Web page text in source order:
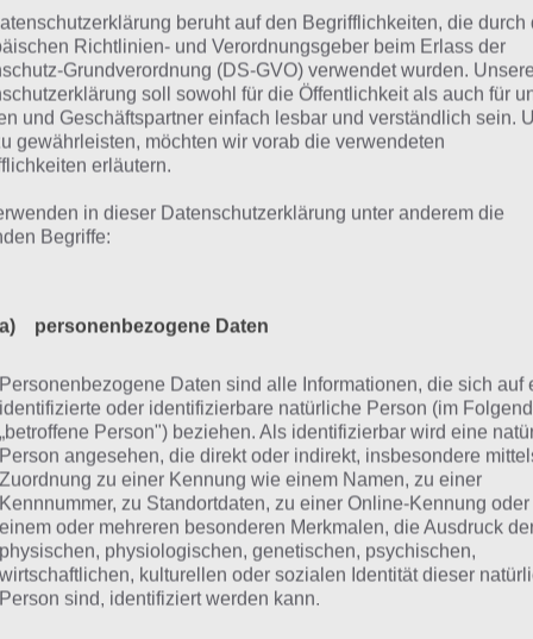
Screenshot findet ihr eine Möglichkeit, wie
kann:
könnt die Gebäude auf der Ressourcenbasis in Boom
verschieben und so eure Verteidigung verbessern
Tipps dazu: Ein Raketenwerfer hat eine verdammt
weit weg platziert werden und deckt trotzdem einen
Gebäude sollten an den Strand gesetzt werden,
beruht auf den Begrifflichkeiten, die durch
Richtlinien- und Verordnungsgeber beim Erlass der
Grundverordnung (DS-GVO) verwendet wurden. Unsere
soll sowohl für die Öffentlichkeit als auch für
und Geschäftspartner einfach lesbar und verständlich sein.
gewährleisten, möchten wir vorab die verwendeten
erläutern.
in dieser Datenschutzerklärung unter anderem die
Begriffe:
a) personenbezogene Daten
Personenbezogene Daten sind alle Informationen, die sich auf
identifizierte oder identifizierbare natürliche Person (im
„betroffene Person") beziehen. Als identifizierbar wird eine
Person angesehen, die direkt oder indirekt, insbesondere
Zuordnung zu einer Kennung wie einem Namen, zu einer
Kennnummer, zu Standortdaten, zu einer Online-Kennung oder
einem oder mehreren besonderen Merkmalen, die Ausdruck
physischen, physiologischen, genetischen, psychischen,
wirtschaftlichen, kulturellen oder sozialen Identität dieser
Person sind, identifiziert werden kann.